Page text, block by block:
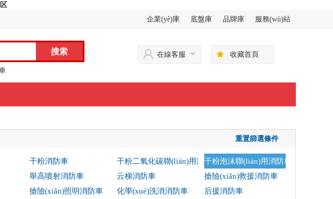
企業(yè)庫 底盤庫 品牌庫 服務(wù)站
在線客服 收藏首頁
重置篩選條件
干粉消防車 干粉二氧化碳聯(lián)用消防車干粉泡沫聯(lián)用消防車
舉高噴射消防車 云梯消防車
搶險(xiǎn)救援消防車
搶險(xiǎn)照明消防車 化學(xué)洗消消防車
后援消防車